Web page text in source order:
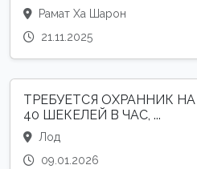
Рамат Ха Шарон
21.11.2025
ТРЕБУЕТСЯ ОХРАННИК
40 ШЕКЕЛЕЙ В ЧАС, ...
Лод
09.01.2026